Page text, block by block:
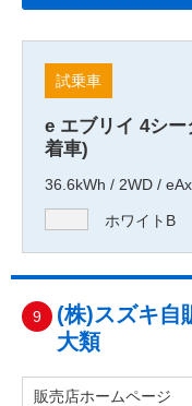
試乗車
e エブリイ 4シ
着車)
36.6kWh / 2WD /
ホワイトB
9
(株)スズキ自
大類
販売店ホームページ